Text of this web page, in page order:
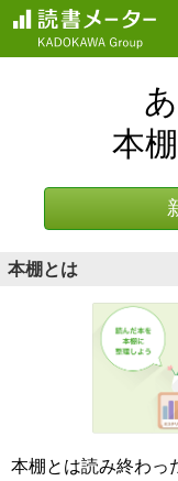
本
本棚とは
本棚とは読み終わっ